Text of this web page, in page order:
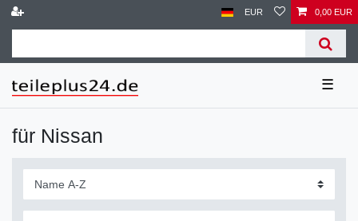
EUR 0,00 EUR
☰
für Nissan